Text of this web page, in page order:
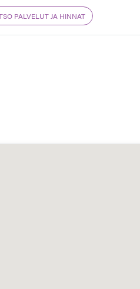
PALVELUT JA HINNAT